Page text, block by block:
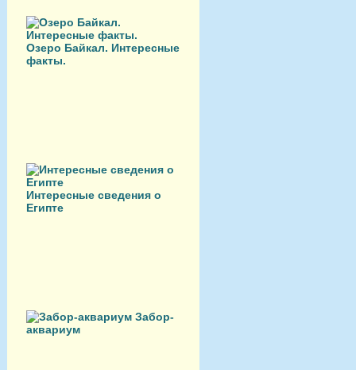
Озеро Байкал. Интересные
факты.
Интересные сведения о
Египте
Забор-
аквариум